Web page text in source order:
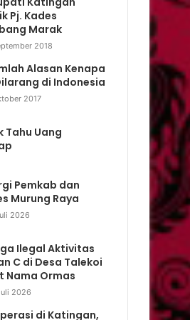
Pj. Kades
Marak
2018
Alasan Kenapa
di Indonesia
2017
Tahu Uang
Pemkab dan
Murung Raya
2026
Ilegal Aktivitas
C di Desa Talekoi
Nama Ormas
2026
di Katingan,